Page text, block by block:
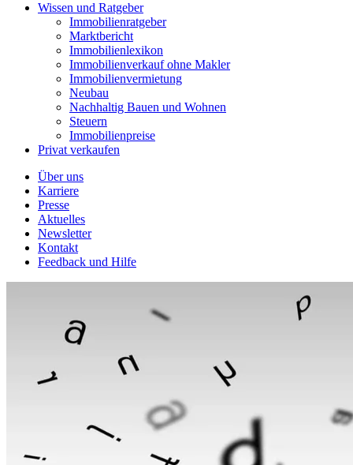
Wissen und Ratgeber
Immobilienratgeber
Marktbericht
Immobilienlexikon
Immobilienverkauf ohne Makler
Immobilienvermietung
Neubau
Nachhaltig Bauen und Wohnen
Steuern
Immobilienpreise
Privat verkaufen
Über uns
Karriere
Presse
Aktuelles
Newsletter
Kontakt
Feedback und Hilfe